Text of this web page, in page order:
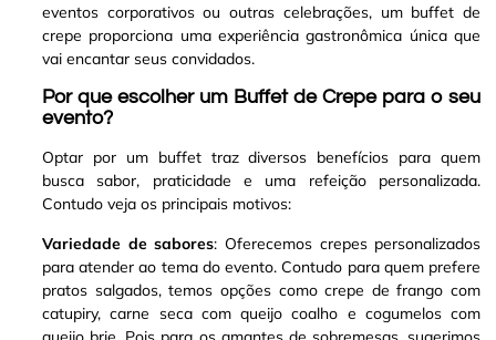
eventos corporativos ou outras celebrações, um buffet de
crepe proporciona uma experiência gastronômica única que
vai encantar seus convidados.
Por que escolher um Buffet de Crepe para o seu
evento?
Optar por um buffet traz diversos benefícios para quem
busca sabor, praticidade e uma refeição personalizada.
Contudo veja os principais motivos:
Variedade de sabores: Oferecemos crepes personalizados
para atender ao tema do evento. Contudo para quem prefere
pratos salgados, temos opções como crepe de frango com
catupiry, carne seca com queijo coalho e cogumelos com